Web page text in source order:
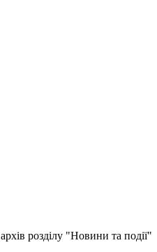
архів розділу "Новини та події"